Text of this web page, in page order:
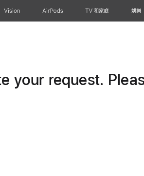
Vision AirPods TV 和家庭 娛樂
your request.